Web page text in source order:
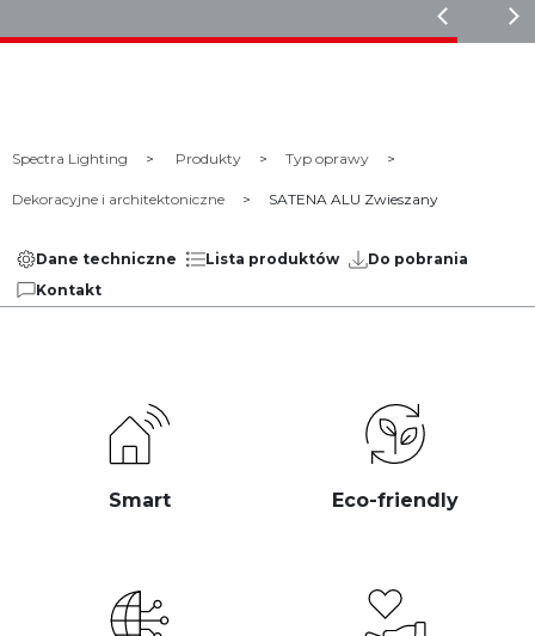
Spectra Lighting Produkty Typ oprawy
Dekoracyjne i architektoniczne SATENA ALU Zwieszany
Dane techniczne Lista produktów
Do pobrania
Kontakt
Smart Eco-friendly